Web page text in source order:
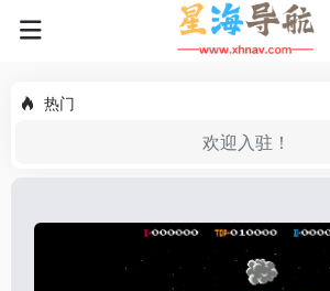
热门
欢迎入驻！